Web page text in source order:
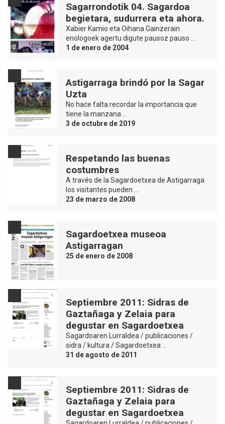
Sagarrondotik 04. Sagardoa
begietara, sudurrera eta ahora.
Xabier Kamio eta Oihana Gainzerain
enologoek agertu digute pausoz pauso …
1 de enero de 2004
Astigarraga brindó por la Sagar
Uzta
No hace falta recordar la importancia que
tiene la manzana …
3 de octubre de 2019
Respetando las buenas
costumbres
A través de la Sagardoetxea de Astigarraga
los visitantes pueden …
23 de marzo de 2008
Sagardoetxea museoa
Astigarragan
25 de enero de 2008
Septiembre 2011: Sidras de
Gaztañaga y Zelaia para
degustar en Sagardoetxea
Sagardoaren Lurraldea / publicaciones /
sidra / kultura / Sagardoetxea …
31 de agosto de 2011
Septiembre 2011: Sidras de
Gaztañaga y Zelaia para
degustar en Sagardoetxea